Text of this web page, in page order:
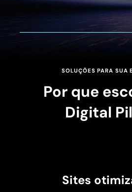
SOLUÇÕES PARA SUA
Por que
Digital
Sites